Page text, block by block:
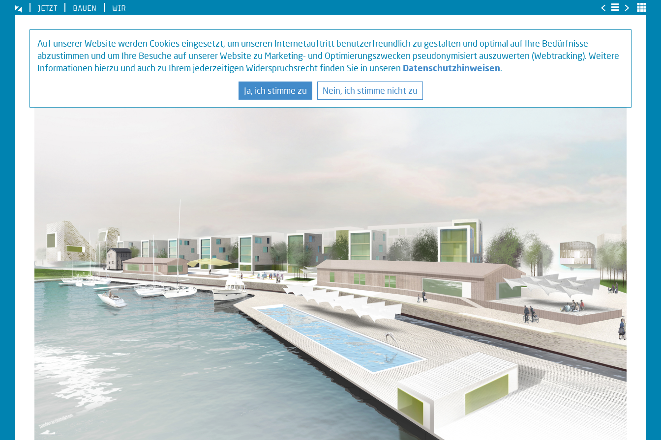
JETZT BAUEN WIR < >
Auf unserer Website werden Cookies eingesetzt, um unseren Internetauftritt benutzerfreundlich zu gestalten und optimal auf Ihre Bedürfnisse
abzustimmen und um Ihre Besuche auf unserer Website zu Marketing- und Optimierungszwecken pseudonymisiert auszuwerten (Webtracking). Weitere
Informationen hierzu und auch zu Ihrem jederzeitigen Widerspruchsrecht finden Sie in unseren Datenschutzhinweisen.
Ja, ich stimme zu Nein, ich stimme nicht zu